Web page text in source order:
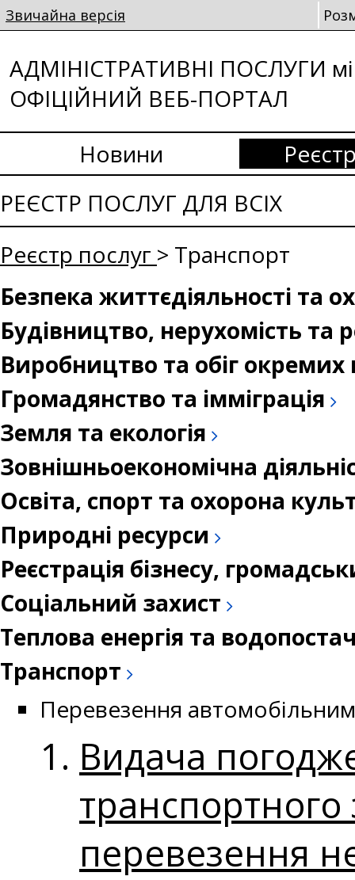
Звичайна версія
АДМІНІСТРАТИВНІ ПОСЛУГИ
ОФІЦІЙНИЙ ВЕБ-ПОРТАЛ
Новини
РЕЄСТР ПОСЛУГ ДЛЯ ВСІХ
Реєстр послуг > Транспорт
Безпека життєдіяльності та
Будівництво, нерухомість та
Виробництво та обіг окремих
Громадянство та імміграція
Земля та екологія
Зовнішньоекономічна
Освіта, спорт та охорона
Природні ресурси
Реєстрація бізнесу,
Соціальний захист
Теплова енергія та
Транспорт
Перевезення
Видача
перевезення